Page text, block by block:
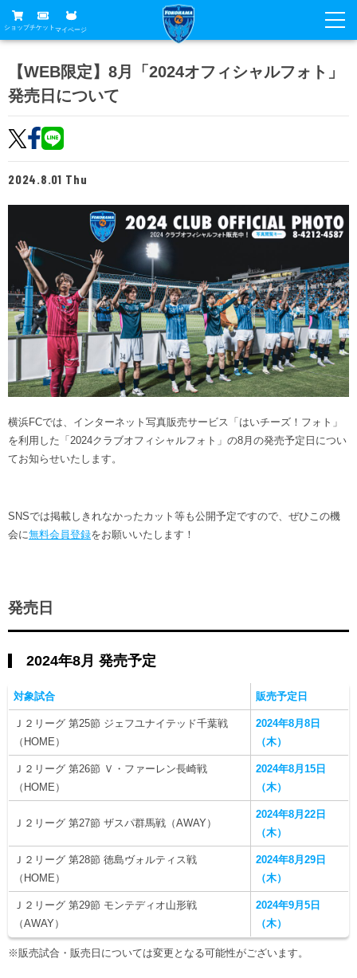
ショップチケット マイページ
グッズ
ホームタウン
トップチーム
試合
アカデミー
試合
試合日程
チケット
チケットガイド
チケット購入方法
販売スケジュール
ニッパツシート
Buy Ticket Here
チーム
選手・スタッフ
スケジュール
練習見学について
横浜FC観戦ガイド
試合会場アクセス
観戦ルール・マナー
クラブ
クラブ概要
フリ丸のページ
ヒストリー
サステナビリティ
ホームタウン活動
横浜FCスポーツクラブ
ゲームスチュワード
ファン
横浜FC公式オンラインショップ
クラブメンバー
スペシャルコンテンツ
オリジナルビール
アカデミー
育成ビジョン
アカデミー選手
フェニックスクラブ
サッカースクール
パートナー
パートナー一覧
あしながドリーム基金
お問い合わせ
【WEB限定】8月「2024オフィシャルフォト」
発売日について
2024.8.01 Thu
横浜FCでは、インターネット写真販売サービス「はいチーズ！フォト」
を利用した「2024クラブオフィシャルフォト」の8月の発売予定日につい
てお知らせいたします。
SNSでは掲載しきれなかったカット等も公開予定ですので、ぜひこの機
会に無料会員登録をお願いいたします！
発売日
2024年8月 発売予定
対象試合 販売予定日
Ｊ２リーグ 第25節 ジェフユナイテッド千葉戦
（HOME）
2024年8月8日
（木）
Ｊ２リーグ 第26節 Ｖ・ファーレン長崎戦
（HOME）
2024年8月15日
（木）
Ｊ２リーグ 第27節 ザスパ群馬戦（AWAY）
2024年8月22日
（木）
Ｊ２リーグ 第28節 徳島ヴォルティス戦
（HOME）
2024年8月29日
（木）
Ｊ２リーグ 第29節 モンテディオ山形戦
（AWAY）
2024年9月5日
（木）
※販売試合・販売日については変更となる可能性がございます。